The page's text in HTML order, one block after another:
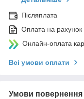
Післяплата
Оплата на рахунок
Онлайн-оплата
Всі умови оплати
Умови повернення